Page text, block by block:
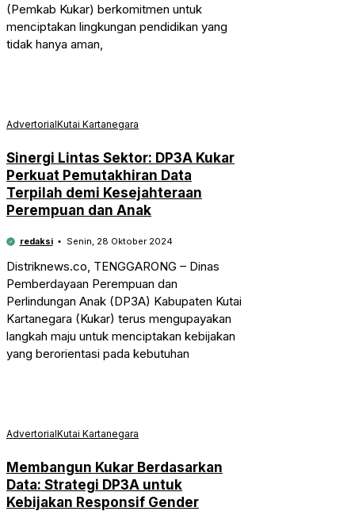
(Pemkab Kukar) berkomitmen untuk
menciptakan lingkungan pendidikan yang
tidak hanya aman,
AdvertorialKutai Kartanegara
Sinergi Lintas Sektor: DP3A Kukar
Perkuat Pemutakhiran Data
Terpilah demi Kesejahteraan
Perempuan dan Anak
redaksi Senin, 28 Oktober 2024
Distriknews.co, TENGGARONG – Dinas
Pemberdayaan Perempuan dan
Perlindungan Anak (DP3A) Kabupaten Kutai
Kartanegara (Kukar) terus mengupayakan
langkah maju untuk menciptakan kebijakan
yang berorientasi pada kebutuhan
AdvertorialKutai Kartanegara
Membangun Kukar Berdasarkan
Data: Strategi DP3A untuk
Kebijakan Responsif Gender